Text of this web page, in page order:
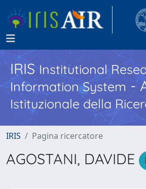
IRISInstitutional
Information System -
Istituzionale della
IRIS Pagina ricercatore
AGOSTANI, DAVIDE